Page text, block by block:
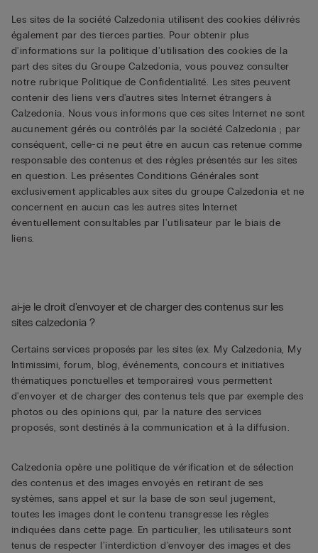
Les sites de la société Calzedonia utilisent des cookies délivrés
également par des tierces parties. Pour obtenir plus
d'informations sur la politique d'utilisation des cookies de la
part des sites du Groupe Calzedonia, vous pouvez consulter
notre rubrique Politique de Confidentialité. Les sites peuvent
contenir des liens vers d'autres sites Internet étrangers à
Calzedonia. Nous vous informons que ces sites Internet ne sont
aucunement gérés ou contrôlés par la société Calzedonia ; par
conséquent, celle-ci ne peut être en aucun cas retenue comme
responsable des contenus et des règles présentés sur les sites
en question. Les présentes Conditions Générales sont
exclusivement applicables aux sites du groupe Calzedonia et ne
concernent en aucun cas les autres sites Internet
éventuellement consultables par l'utilisateur par le biais de
liens.
ai-je le droit d'envoyer et de charger des contenus sur les
sites calzedonia ?
Certains services proposés par les sites (ex. My Calzedonia, My
Intimissimi, forum, blog, événements, concours et initiatives
thématiques ponctuelles et temporaires) vous permettent
d'envoyer et de charger des contenus tels que par exemple des
photos ou des opinions qui, par la nature des services
proposés, sont destinés à la communication et à la diffusion.
Calzedonia opère une politique de vérification et de sélection
des contenus et des images envoyés en retirant de ses
systèmes, sans appel et sur la base de son seul jugement,
toutes les images dont le contenu transgresse les règles
indiquées dans cette page. En particulier, les utilisateurs sont
tenus de respecter l'interdiction d'envoyer des images et des